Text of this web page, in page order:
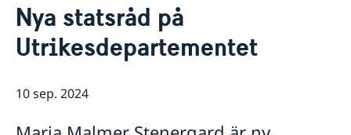
generalkonsulatet
Rösta i Shanghai
Pass och ID-kort
Intyg och apostille
Competent Swedish Authority to issue Apostille
Äktenskapscertifikat
Nyheter
Om generalkonsulatet
Dataskyddspolicy (GDPR)
Så stöttar vi svenska företag
Vi är en resurs för svenska företag
Nya statsråd på
Utrikesdepartementet
10 sep. 2024